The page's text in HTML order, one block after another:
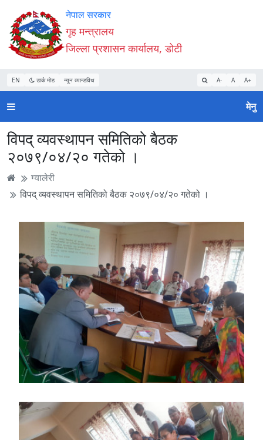
Accessibility
Mode
सुरु
गर्नुहोस्
सामाग्री
पढ्नुहाेस्
नेभिगेसन
पढ्नुहाेस्
वेबसाइट
खोजमा
जानुहोस्
नेपाल सरकार
गृह मन्त्रालय
जिल्ला प्रशासन कार्यालय, डोटी
EN डार्क मोड न्यून व्यान्डविथ A- A A+
मेनु
विपद् व्यवस्थापन समितिको बैठक
२०७९/०४/२० गतेको ।
ग्यालेरी
विपद् व्यवस्थापन समितिको बैठक २०७९/०४/२० गतेको ।